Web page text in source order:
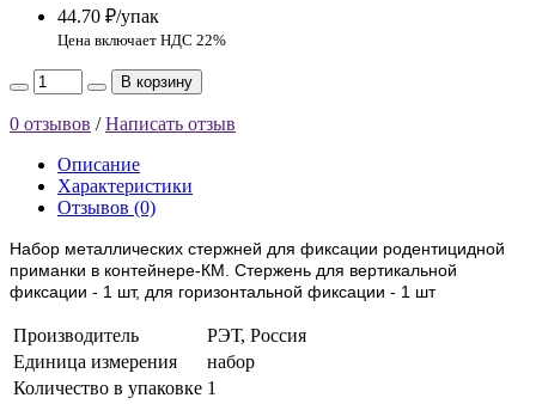
44.70 ₽/упак
Цена включает НДС 22%
В корзину
0 отзывов /Написать отзыв
Описание
Характеристики
Отзывов (0)
Набор металлических стержней для фиксации родентицидной
приманки в контейнере-КМ. Стержень для вертикальной
фиксации - 1 шт, для горизонтальной фиксации - 1 шт
Производитель
РЭТ, Россия
Единица измерения
набор
Количество в упаковке 1